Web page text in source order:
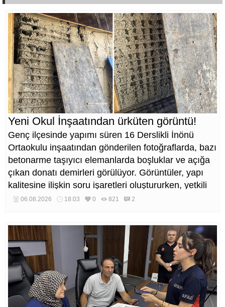
Yeni Okul İnşaatından ürküten görüntü!
Genç ilçesinde yapımı süren 16 Derslikli İnönü
Ortaokulu inşaatından gönderilen fotoğraflarda, bazı
betonarme taşıyıcı elemanlarda boşluklar ve açığa
çıkan donatı demirleri görülüyor. Görüntüler, yapı
kalitesine ilişkin soru işaretleri oluştururken, yetkili
kurumların teknik inceleme yapması çağrısı yapıldı.
06.08.2026 18:03 0 821 2